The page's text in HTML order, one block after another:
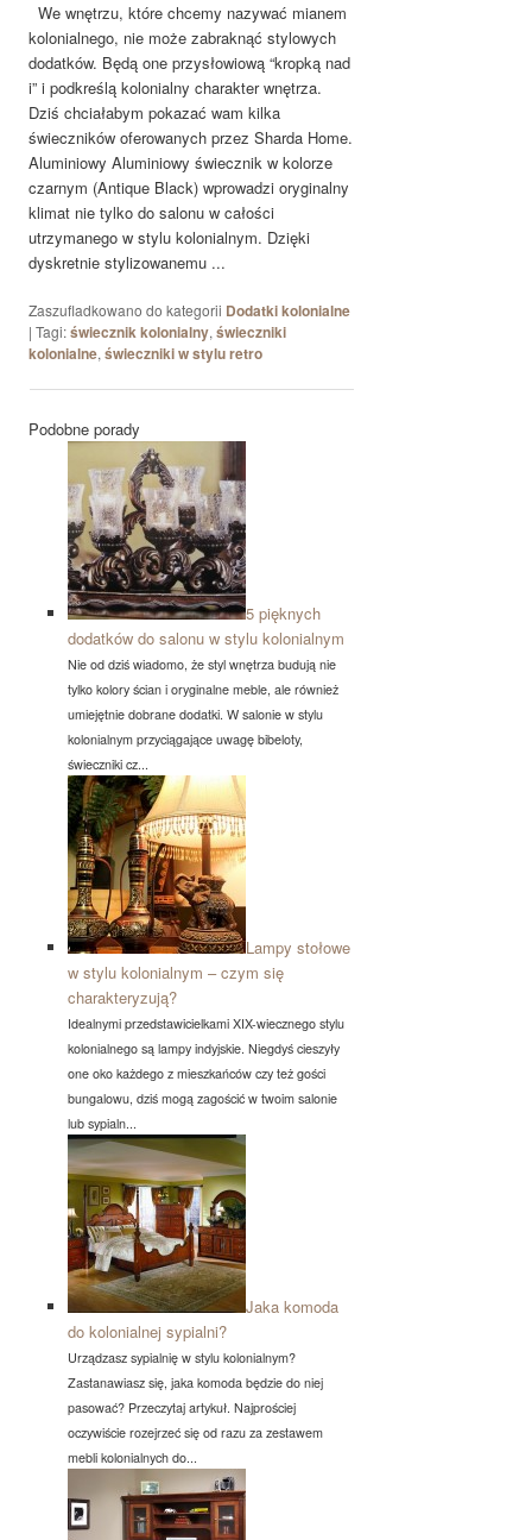
We wnętrzu, które chcemy nazywać mianem
kolonialnego, nie może zabraknąć stylowych
dodatków. Będą one przysłowiową “kropką nad
i” i podkreślą kolonialny charakter wnętrza.
Dziś chciałabym pokazać wam kilka
świeczników oferowanych przez Sharda Home.
Aluminiowy Aluminiowy świecznik w kolorze
czarnym (Antique Black) wprowadzi oryginalny
klimat nie tylko do salonu w całości
utrzymanego w stylu kolonialnym. Dzięki
dyskretnie stylizowanemu ...
Zaszufladkowano do kategorii Dodatki kolonialne
|Tagi: świecznik kolonialny,świeczniki
kolonialne,świeczniki w stylu retro
Podobne porady
5 pięknych
dodatków do salonu w stylu kolonialnym
Nie od dziś wiadomo, że styl wnętrza budują nie
tylko kolory ścian i oryginalne meble, ale również
umiejętnie dobrane dodatki. W salonie w stylu
kolonialnym przyciągające uwagę bibeloty,
świeczniki cz...
Lampy stołowe
w stylu kolonialnym – czym się
charakteryzują?
Idealnymi przedstawicielkami XIX-wiecznego stylu
kolonialnego są lampy indyjskie. Niegdyś cieszyły
one oko każdego z mieszkańców czy też gości
bungalowu, dziś mogą zagościć w twoim salonie
lub sypialn...
Jaka komoda
do kolonialnej sypialni?
Urządzasz sypialnię w stylu kolonialnym?
Zastanawiasz się, jaka komoda będzie do niej
pasować? Przeczytaj artykuł. Najprościej
oczywiście rozejrzeć się od razu za zestawem
mebli kolonialnych do...